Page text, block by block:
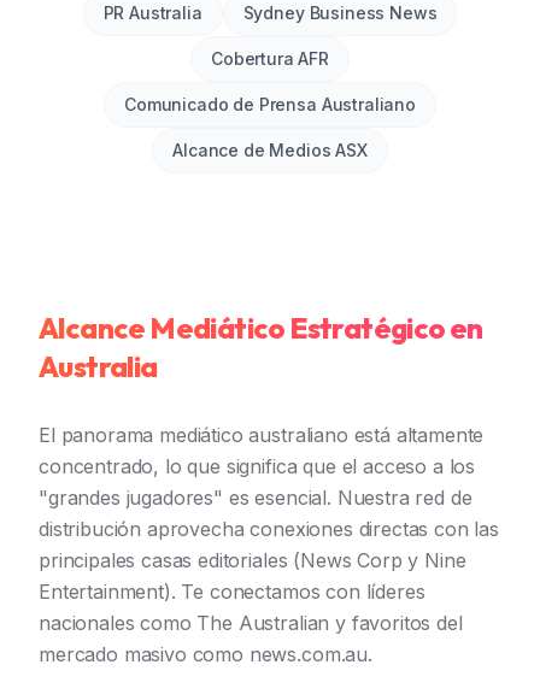
PR Australia Sydney Business News
Cobertura AFR
Comunicado de Prensa Australiano
Alcance de Medios ASX
Alcance Mediático Estratégico en
Australia
El panorama mediático australiano está altamente
concentrado, lo que significa que el acceso a los
"grandes jugadores" es esencial. Nuestra red de
distribución aprovecha conexiones directas con las
principales casas editoriales (News Corp y Nine
Entertainment). Te conectamos con líderes
nacionales como The Australian y favoritos del
mercado masivo como news.com.au.